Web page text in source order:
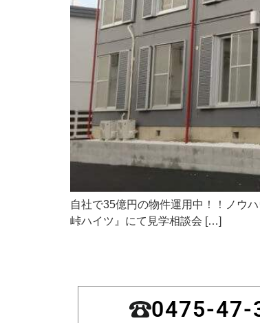
自社で35億円の物件運用中！！ノウ
峠ハイツ』にて見学相談会 […]
0475-47-